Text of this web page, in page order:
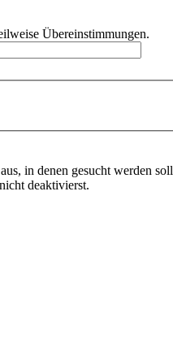
Übereinstimmungen.
in denen gesucht werden
deaktivierst.